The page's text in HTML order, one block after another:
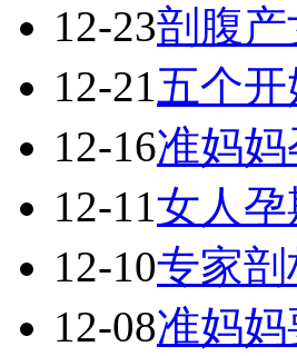
12-23剖腹
12-21五个
12-16准妈
12-11女人
12-10专家
12-08准妈